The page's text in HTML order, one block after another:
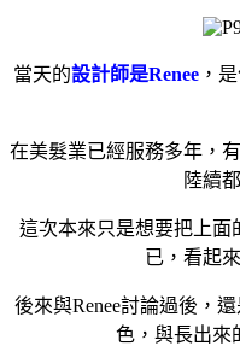
當天的設計師是Renee ，
在美髮業已經服務多年，
陸續
這次本來只是想要把上面
已，看起
後來與Renee討論過後，
色，與長出來